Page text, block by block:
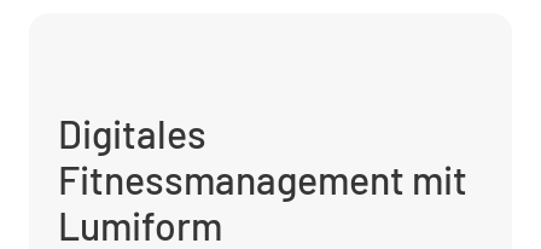
Digitales
Fitnessmanagement mit
Lumiform